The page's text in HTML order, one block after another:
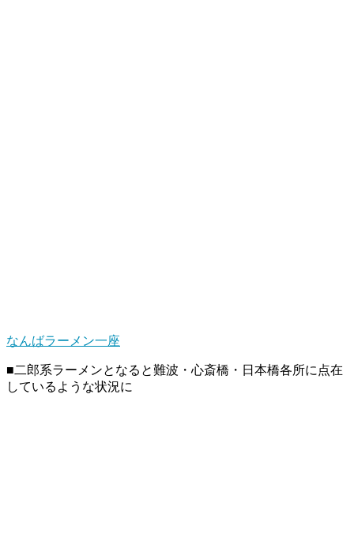
なんばラーメン一座
■二郎系ラーメンとなると難波・心斎橋・日本橋各所に点在
しているような状況に